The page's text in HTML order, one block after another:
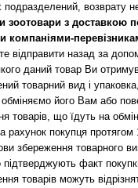
подразделений, возврату
зоотовари з доставкою
компаніями-
відправити назад за
даний товар Ви
товарний вид і
його Вам або
товарів, що їдуть на
рахунок покупця протягом
збереження товарного
факт
товарів можуть